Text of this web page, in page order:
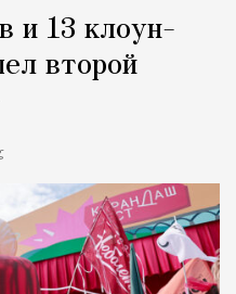
и 13 клоун-
второй